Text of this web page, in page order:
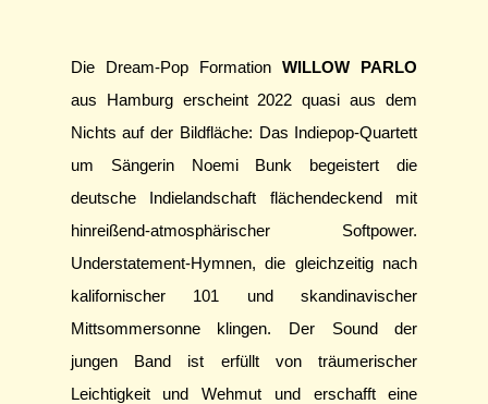
Die Dream-Pop FormationWILLOW PARLO
aus Hamburg erscheint 2022 quasi aus dem
Nichts auf der Bildfläche: Das Indiepop-Quartett
um Sängerin Noemi Bunk begeistert die
deutsche Indielandschaft flächendeckend mit
hinreißend-atmosphärischer Softpower.
Understatement-Hymnen, die gleichzeitig nach
kalifornischer 101 und skandinavischer
Mittsommersonne klingen. Der Sound der
jungen Band ist erfüllt von träumerischer
Leichtigkeit und Wehmut und erschafft eine